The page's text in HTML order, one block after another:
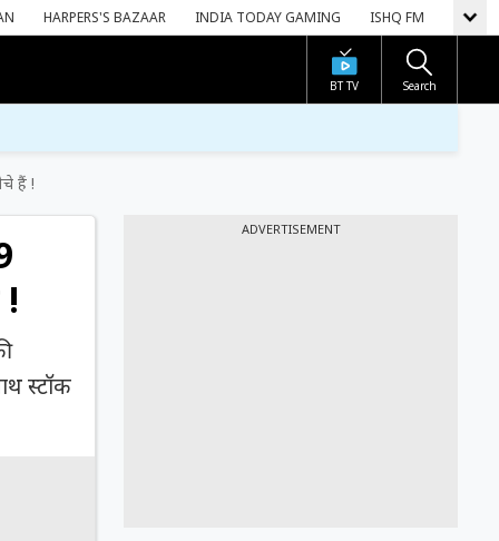
HARPERS'S BAZAAR INDIA TODAY GAMING ISHQ FM
BT TV Search
हैं !
स्टॉक
ADVERTISEMENT